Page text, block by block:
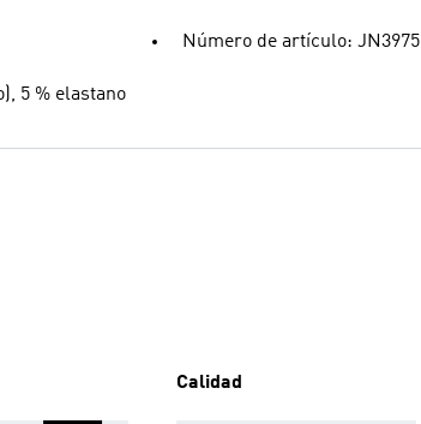
5 % elastano
Número de artículo: JN3975
Calidad